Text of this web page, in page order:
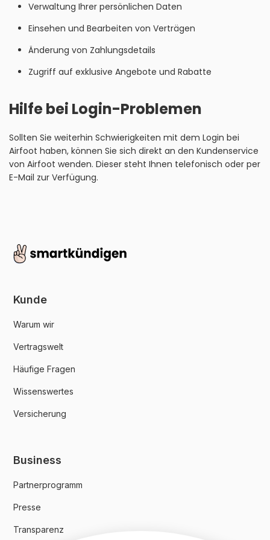
Verwaltung Ihrer persönlichen Daten
Einsehen und Bearbeiten von Verträgen
Änderung von Zahlungsdetails
Zugriff auf exklusive Angebote und Rabatte
Hilfe bei Login-Problemen
Sollten Sie weiterhin Schwierigkeiten mit dem Login bei
Airfoot haben, können Sie sich direkt an den Kundenservice
von Airfoot wenden. Dieser steht Ihnen telefonisch oder per
E-Mail zur Verfügung.
Kunde
Warum wir
Vertragswelt
Häufige Fragen
Wissenswertes
Versicherung
Business
Partnerprogramm
Presse
Transparenz